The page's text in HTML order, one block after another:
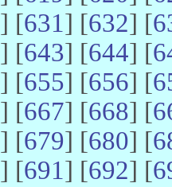
] [631] [632] [
] [643] [644] [
] [655] [656] [
] [667] [668] [
] [679] [680] [
] [691] [692] [